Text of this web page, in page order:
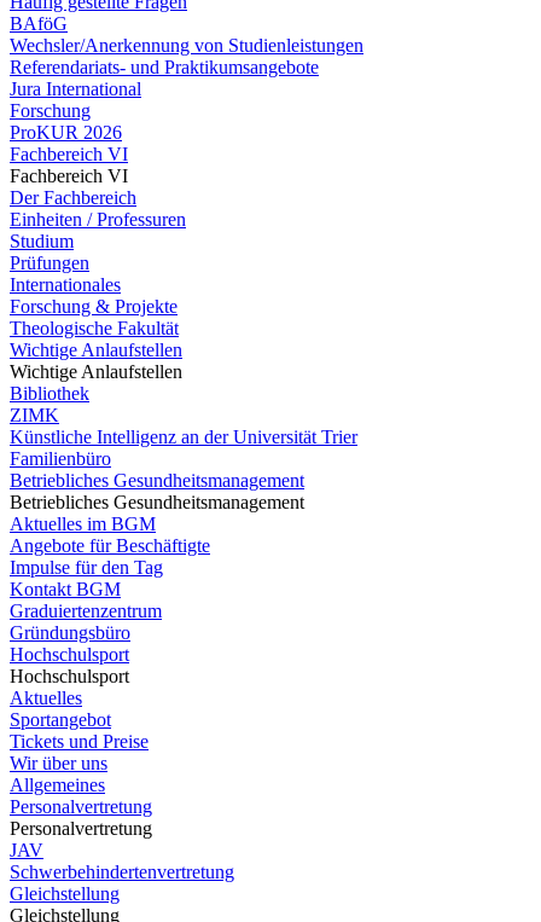
BAföG
Wechsler/Anerkennung von Studienleistungen
Referendariats- und Praktikumsangebote
Jura International
Forschung
ProKUR 2026
Fachbereich VI
Fachbereich VI
Der Fachbereich
Einheiten / Professuren
Studium
Prüfungen
Internationales
Forschung & Projekte
Theologische Fakultät
Wichtige Anlaufstellen
Wichtige Anlaufstellen
Bibliothek
ZIMK
Künstliche Intelligenz an der Universität Trier
Familienbüro
Betriebliches Gesundheitsmanagement
Betriebliches Gesundheitsmanagement
Aktuelles im BGM
Angebote für Beschäftigte
Impulse für den Tag
Kontakt BGM
Graduiertenzentrum
Gründungsbüro
Hochschulsport
Hochschulsport
Aktuelles
Sportangebot
Tickets und Preise
Wir über uns
Allgemeines
Personalvertretung
Personalvertretung
JAV
Schwerbehindertenvertretung
Gleichstellung
Gleichstellung